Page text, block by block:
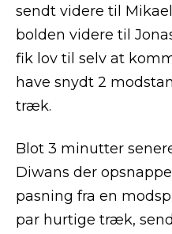
sendt videre til
bolden videre til
fik lov til selv at
have snydt 2
træk.
Blot 3 minutter
Diwans der
pasning fra en
par hurtige træk,